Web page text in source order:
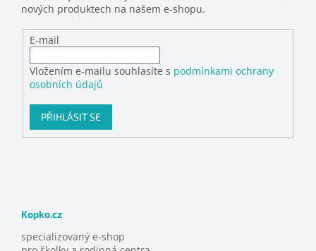
nových produktech na našem e-shopu.
E-mail
Vložením e-mailu souhlasíte s podmínkami ochrany
osobních údajů
PŘIHLÁSIT SE
Kopko.cz
specializovaný e-shop